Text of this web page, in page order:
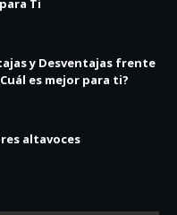
Ti
y Desventajas frente
es mejor para ti?
altavoces